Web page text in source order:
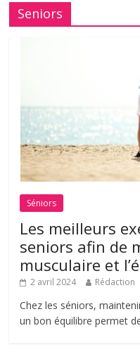
Seniors
Séniors
Les meilleurs
seniors afin de
musculaire et
2 avril 2024 Rédaction
Chez les séniors,
un bon équilibre permet